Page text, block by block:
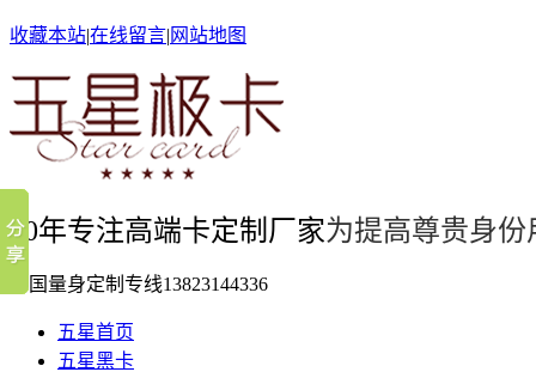
收藏本站|在线留言| 网站地图
10年专注高端卡定制厂家为提高尊贵身份
全国量身定制专线13823144336
五星首页
五星黑卡